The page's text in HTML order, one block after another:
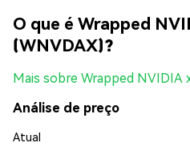
O que é Wrapped
(WNVDAX)?
Mais sobre Wrapped NVIDIA
Análise de preço
Atual